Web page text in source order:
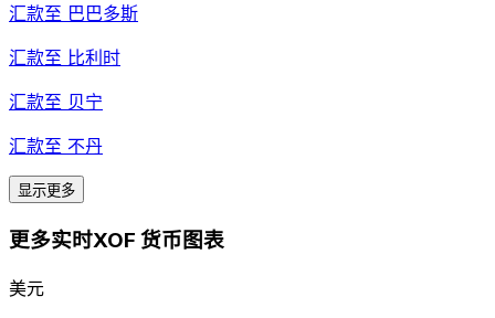
汇款至 巴巴多斯
汇款至 比利时
汇款至 贝宁
汇款至 不丹
显示更多
更多实时XOF 货币图表
美元